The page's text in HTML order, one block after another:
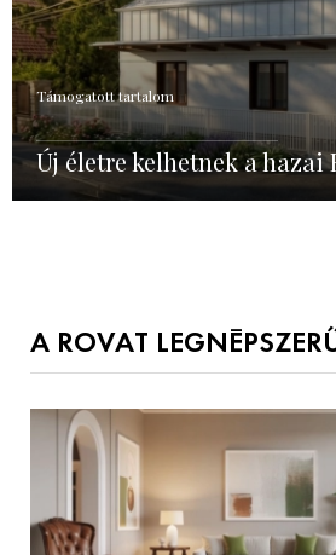
Támogatott tartalom
Új életre kelhetnek a hazai
A ROVAT